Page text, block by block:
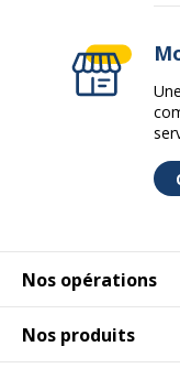
Nos opérations
Nos produits